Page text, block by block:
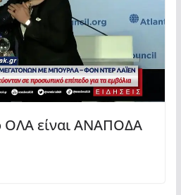
ΟΛΑ είναι ΑΝΑΠΟΔΑ